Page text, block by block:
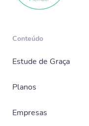
Conteúdo
Estude de Graça
Planos
Empresas